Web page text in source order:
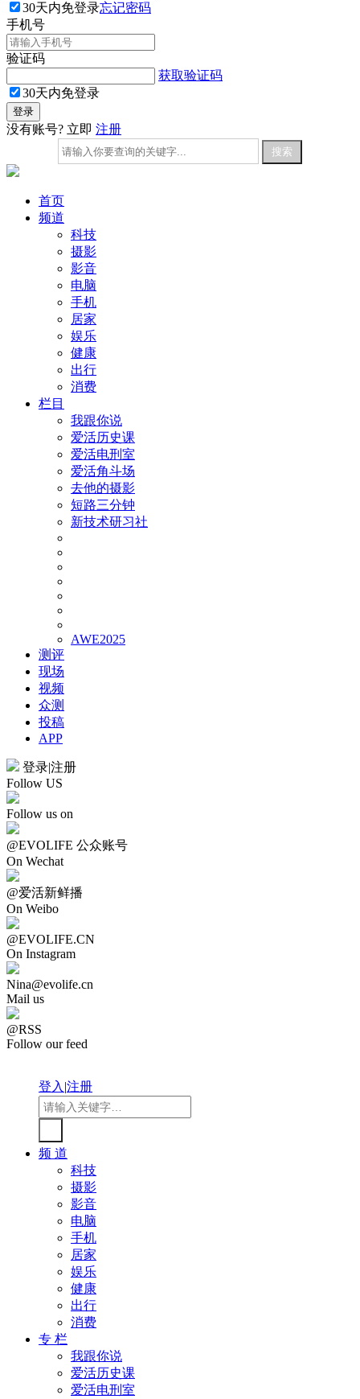
30天内免登录忘记密码
手机号
验证码
获取验证码
30天内免登录
没有账号? 立即 注册
首页
频道
科技
摄影
影音
电脑
手机
居家
娱乐
健康
出行
消费
栏目
我跟你说
爱活历史课
爱活电刑室
爱活角斗场
去他的摄影
短路三分钟
新技术研习社
AWE2025
测评
现场
视频
众测
投稿
APP
登录|注册
Follow US
Follow us on
@EVOLIFE 公众账号
On Wechat
@爱活新鲜播
On Weibo
@EVOLIFE.CN
On Instagram
Nina@evolife.cn
Mail us
@RSS
Follow our feed
登入|注册
频 道
科技
摄影
影音
电脑
手机
居家
娱乐
健康
出行
消费
专 栏
我跟你说
爱活历史课
爱活电刑室